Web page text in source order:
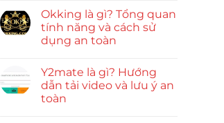
Okking là gì? Tổng quan
tính năng và cách sử
dụng an toàn
Y2mate là gì? Hướng
dẫn tải video và lưu ý an
toàn